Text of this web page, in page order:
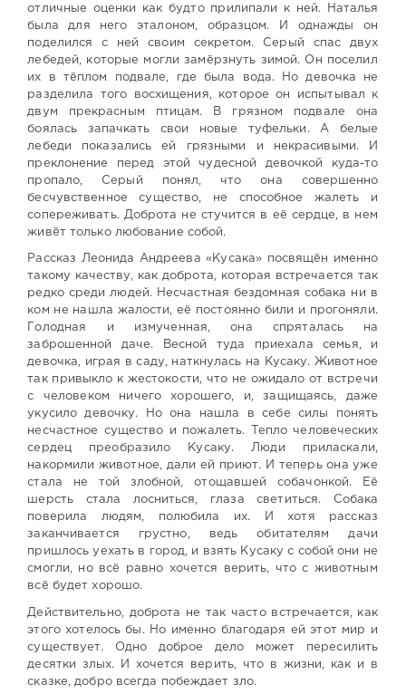
отличные оценки как будто прилипали к ней. Наталья
была для него эталоном, образцом. И однажды он
поделился с ней своим секретом. Серый спас двух
лебедей, которые могли замёрзнуть зимой. Он поселил
их в тёплом подвале, где была вода. Но девочка не
разделила того восхищения, которое он испытывал к
двум прекрасным птицам. В грязном подвале она
боялась запачкать свои новые туфельки. А белые
лебеди показались ей грязными и некрасивыми. И
преклонение перед этой чудесной девочкой куда-то
пропало, Серый понял, что она совершенно
бесчувственное существо, не способное жалеть и
сопереживать. Доброта не стучится в её сердце, в нем
живёт только любование собой.
Рассказ Леонида Андреева «Кусака» посвящён именно
такому качеству, как доброта, которая встречается так
редко среди людей. Несчастная бездомная собака ни в
ком не нашла жалости, её постоянно били и прогоняли.
Голодная и измученная, она спряталась на
заброшенной даче. Весной туда приехала семья, и
девочка, играя в саду, наткнулась на Кусаку. Животное
так привыкло к жестокости, что не ожидало от встречи
с человеком ничего хорошего, и, защищаясь, даже
укусило девочку. Но она нашла в себе силы понять
несчастное существо и пожалеть. Тепло человеческих
сердец преобразило Кусаку. Люди приласкали,
накормили животное, дали ей приют. И теперь она уже
стала не той злобной, отощавшей собачонкой. Её
шерсть стала лосниться, глаза светиться. Собака
поверила людям, полюбила их. И хотя рассказ
заканчивается грустно, ведь обитателям дачи
пришлось уехать в город, и взять Кусаку с собой они не
смогли, но всё равно хочется верить, что с животным
всё будет хорошо.
Действительно, доброта не так часто встречается, как
этого хотелось бы. Но именно благодаря ей этот мир и
существует. Одно доброе дело может пересилить
десятки злых. И хочется верить, что в жизни, как и в
сказке, добро всегда побеждает зло.